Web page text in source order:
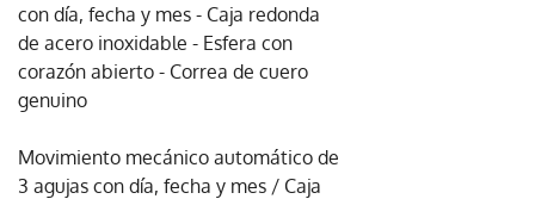
con día, fecha y mes - Caja redonda
de acero inoxidable - Esfera con
corazón abierto - Correa de cuero
genuino
Movimiento mecánico automático de
3 agujas con día, fecha y mes / Caja